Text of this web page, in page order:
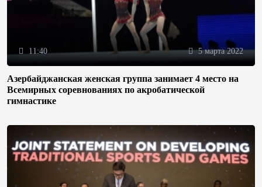
11:40 5 марта 2022
Азербайджанская женская группа занимает 4 место на
Всемирных соревнованиях по акробатической
гимнастике